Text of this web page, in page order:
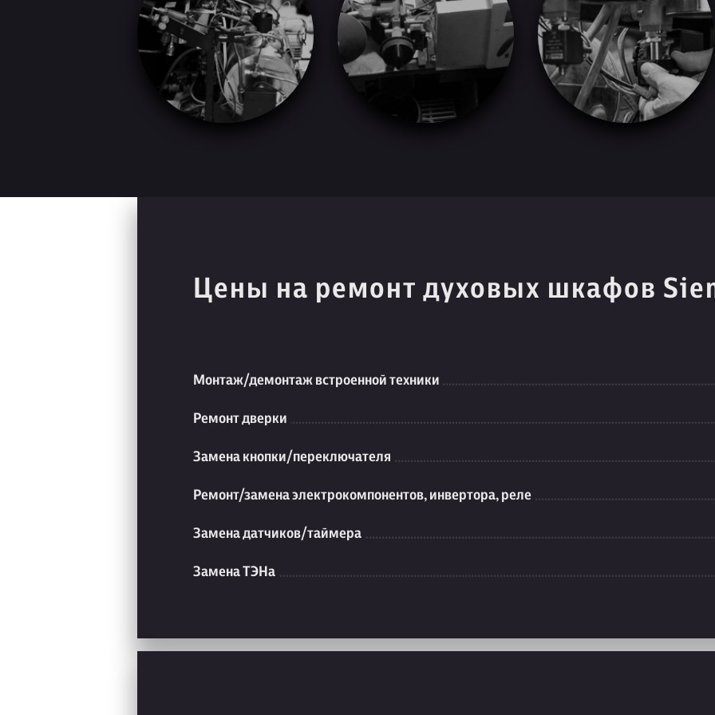
Цены на ремонт духовых шкафов
Монтаж/демонтаж встроенной техники
Ремонт дверки
Замена кнопки/переключателя
Ремонт/замена электрокомпонентов, инвертора, реле
Замена датчиков/таймера
Замена ТЭНа